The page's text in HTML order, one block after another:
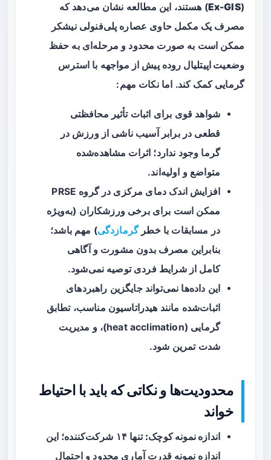
(
Ex-GIS) هستند، این مطالعه نشان می‌دهد که
مصرف یک مکمل حاوی عصاره پلی‌فنولی نیشکر
ممکن است به صورت محدود و مرحله‌ای به حفظ
وضعیت اپیتلیال روده پیش از مواجهه با استرس
گرمایی کمک کند. اما نکات مهم:
شواهد قوی برای اثبات تأثیر محافظتی
قطعی در برابر آسیب ناشی از ورزش در
گرما وجود ندارد؛ اثرات مشاهده‌شده
متواضع و اولیه‌اند.
افزایش اندک دمای مرکزی در گروه PRSE
ممکن است برای برخی ورزشکاران (به‌ویژه
در مسابقات با خطرگرمازدگی) مهم باشد؛
بنابراین مصرف بدون مشورت و آگاهی
کامل از شرایط فردی توصیه نمی‌شود.
این داده‌ها نمی‌تواند جایگزین راهبردهای
اثبات‌شده مانند هیدراتاسیون مناسب، تطابق
گرمایی (heat acclimation)، و مدیریت
شدت تمرین شود.
محدودیت‌ها و نکاتی که باید با احتیاط
خواند
اندازه نمونه کوچک:
تنها ۱۴ شرکت‌کننده؛ این
اندازه نمونه قدرت آماری محدود و احتمال